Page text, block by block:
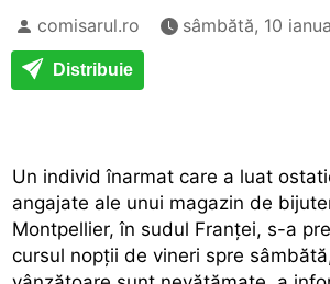
comisarul.ro sâmbătă, 10
Distribuie
Un individ înarmat care a luat
angajate ale unui magazin de
Montpellier, în sudul Franței, s-a
cursul nopții de vineri spre